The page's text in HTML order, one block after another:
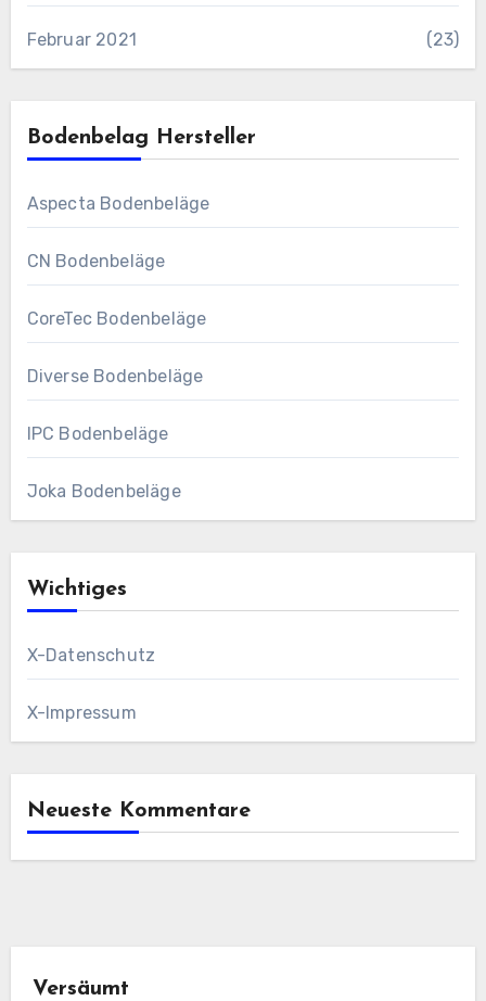
Februar 2021 (23)
Bodenbelag Hersteller
Aspecta Bodenbeläge
CN Bodenbeläge
CoreTec Bodenbeläge
Diverse Bodenbeläge
IPC Bodenbeläge
Joka Bodenbeläge
Wichtiges
X-Datenschutz
X-Impressum
Neueste Kommentare
Versäumt